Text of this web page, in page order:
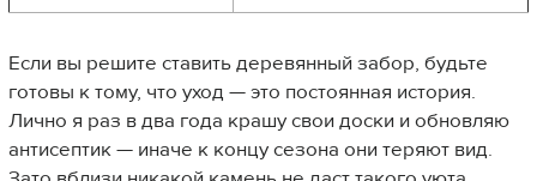
Если вы решите ставить деревянный забор, будьте
готовы к тому, что уход — это постоянная история.
Лично я раз в два года крашу свои доски и обновляю
антисептик — иначе к концу сезона они теряют вид.